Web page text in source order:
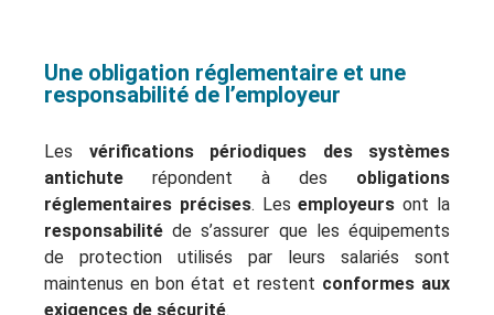
Une obligation réglementaire et une
responsabilité de l’employeur
Les vérifications périodiques des systèmes
antichute répondent à des obligations
réglementaires précises. Lesemployeurs ont la
responsabilité de s’assurer que les équipements
de protection utilisés par leurs salariés sont
maintenus en bon état et restent conformes aux
exigences de sécurité.